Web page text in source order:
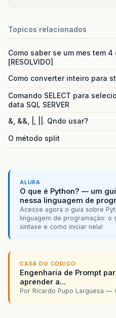
Topicos relacionados
Como saber se um mes tem 4
[RESOLVIDO]
Como converter inteiro para
Comando SELECT para
data SQL SERVER
&, &&, |, ||. Qndo usar?
O método split
ALURA
O que é Python? — um
nessa linguagem de
Acesse agora o guia sobre
linguagem de programação: o
sintaxe e como iniciar nela!
CASA DO CODIGO
Engenharia de Prompt
aprender a...
Por Ricardo Pupo Larguesa —